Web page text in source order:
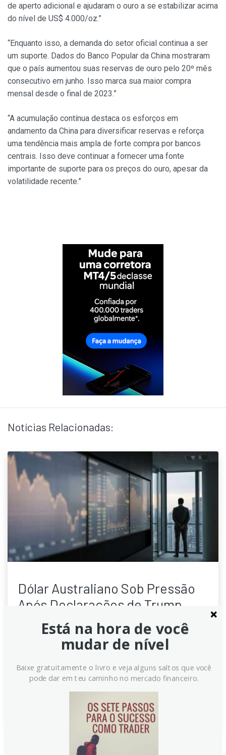
de aperto adicional e ajudaram o ouro a se estabilizar acima
do nível de US$ 4.000/oz.”
“Enquanto isso, a demanda do setor oficial continua a ser
um suporte. Dados do Banco Popular da China mostraram
que o país aumentou suas reservas de ouro pelo 20º mês
consecutivo em junho. Isso marca sua maior compra
mensal desde o final de 2023.”
“A acumulação contínua destaca os esforços em
andamento da China para diversificar reservas e reforça
uma tendência mais ampla de forte compra por bancos
centrais. Isso deve continuar a fornecer uma fonte
importante de suporte para os preços do ouro, apesar da
volatilidade recente.”
Notícias Relacionadas:
Dólar Australiano Sob Pressão
Após Declarações de Trump
O Dólar Australiano (AUD) enfrenta pressão,
negociando perto de 0.6920. Declarações do
presidente Trump sobre o Irã e a Espanha aumentam
crescimento. Dados de PMI da China e a ata do
FOMC são os próximos focos.
Está na hora de você
mudar de nível
Baixe gratuitamente o livro e veja alguns saltos que você
pode dar em teu caminho no mercado financeiro.